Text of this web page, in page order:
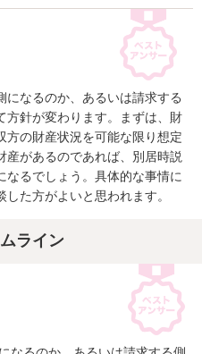
になるのか、あるいは請求する
方針が変わります。まずは、財
方の財産状況を可能な限り想定
産があるのであれば、別居時説
なるでしょう。具体的な事情に
た方がよいと思われます。
ライン